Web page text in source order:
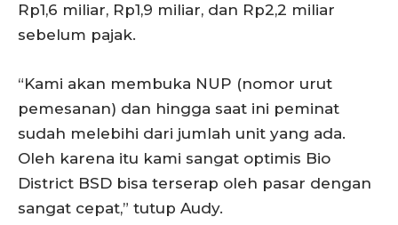
Rp1,6 miliar, Rp1,9 miliar, dan Rp2,2 miliar
sebelum pajak.
“Kami akan membuka NUP (nomor urut
pemesanan) dan hingga saat ini peminat
sudah melebihi dari jumlah unit yang ada.
Oleh karena itu kami sangat optimis Bio
District BSD bisa terserap oleh pasar dengan
sangat cepat,” tutup Audy.